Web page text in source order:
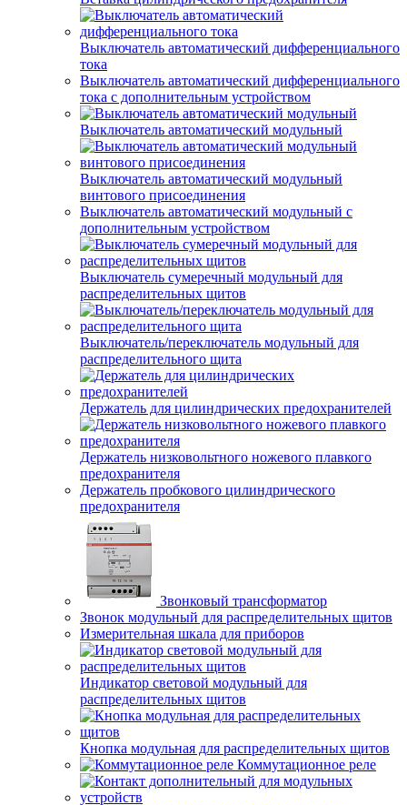
Выключатель автоматический дифференциального
тока
Выключатель автоматический дифференциального
тока с дополнительным устройством
Выключатель автоматический модульный
Выключатель автоматический модульный
винтового присоединения
Выключатель автоматический модульный с
дополнительным устройством
Выключатель сумеречный модульный для
распределительных щитов
Выключатель/переключатель модульный для
распределительного щита
Держатель для цилиндрических предохранителей
Держатель низковольтного ножевого плавкого
предохранителя
Держатель пробкового цилиндрического
предохранителя
Звонковый трансформатор
Звонок модульный для распределительных щитов
Измерительная шкала для приборов
Индикатор световой модульный для
распределительных щитов
Кнопка модульная для распределительных щитов
Коммутационное реле